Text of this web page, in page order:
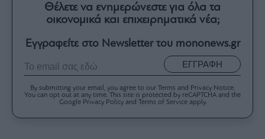
Θέλετε να ενημερώνεστε για όλα τα
οικονομικά και επιχειρηματικά νέα;
Εγγραφείτε στο Newsletter του mononews.gr
ΕΓΓΡΑΦΗ
By submitting your email, you agree to our Terms and Privacy Notice.
You can opt out at any time. This site is protected by reCAPTCHA and the
Google Privacy Policy and Terms of Service apply.